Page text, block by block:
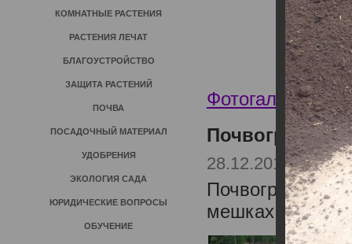
КОМНАТНЫЕ РАСТЕНИЯ
РАСТЕНИЯ ЛЕЧАТ
БЛАГОУСТРОЙСТВО
ЗАЩИТА РАСТЕНИЙ
ПОЧВА
ПОСАДОЧНЫЙ МАТЕРИАЛ
УДОБРЕНИЯ
ЭКОЛОГИЯ САДА
ЮРИДИЧЕСКИЕ ВОПРОСЫ
ОБУЧЕНИЕ
Фотогалерея
Почвогрунты
28.12.2018
Почвогрунты
мешках